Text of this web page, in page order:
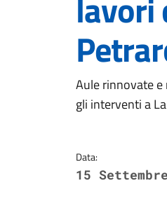
Aule rinnovate e
gli interventi a
Data:
15